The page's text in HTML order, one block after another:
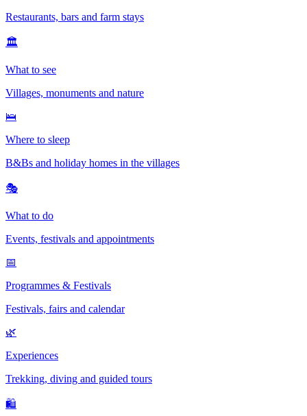
Restaurants, bars and farm stays
🏛
What to see
Villages, monuments and nature
🛌
Where to sleep
B&Bs and holiday homes in the villages
🎭
What to do
Events, festivals and appointments
📅
Programmes & Festivals
Festivals, fairs and calendar
🌿
Experiences
Trekking, diving and guided tours
🛍